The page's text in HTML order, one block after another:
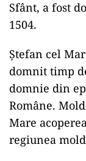
Sfânt, a fost
1504.
Ștefan cel
domnit timp
domnie din
Române.
Mare
regiunea